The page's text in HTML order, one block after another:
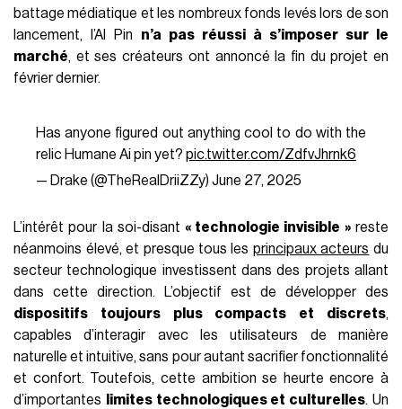
battage médiatique et les nombreux fonds levés lors de son
lancement, l’AI Pin n’a pas réussi à s’imposer sur le
marché, et ses créateurs ont annoncé la fin du projet en
février dernier.
Has anyone figured out anything cool to do with the
relic Humane Ai pin yet? pic.twitter.com/ZdfvJhrnk6
— Drake (@TheRealDriiZZy) June 27, 2025
L’intérêt pour la soi-disant « technologie invisible »reste
néanmoins élevé, et presque tous les principaux acteurs du
secteur technologique investissent dans des projets allant
dans cette direction. L’objectif est de développer des
dispositifs toujours plus compacts et discrets,
capables d’interagir avec les utilisateurs de manière
naturelle et intuitive, sans pour autant sacrifier fonctionnalité
et confort. Toutefois, cette ambition se heurte encore à
d’importantes
limites technologiques et culturelles. Un